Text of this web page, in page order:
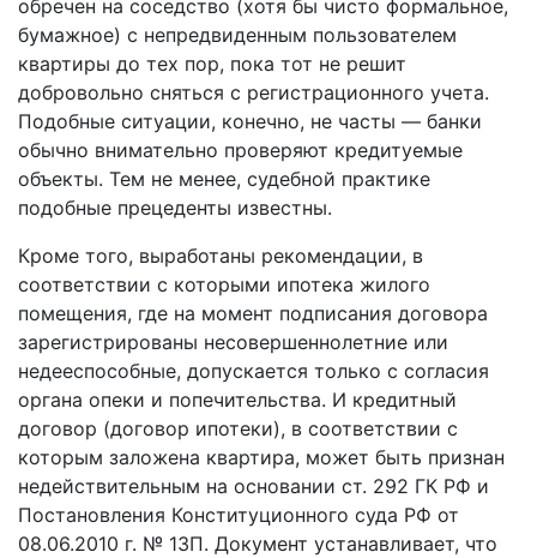
обречен на соседство (хотя бы чисто формальное,
бумажное) с непредвиденным пользователем
квартиры до тех пор, пока тот не решит
добровольно сняться с регистрационного учета.
Подобные ситуации, конечно, не часты — банки
обычно внимательно проверяют кредитуемые
объекты. Тем не менее, судебной практике
подобные прецеденты известны.
Кроме того, выработаны рекомендации, в
соответствии с которыми ипотека жилого
помещения, где на момент подписания договора
зарегистрированы несовершеннолетние или
недееспособные, допускается только с согласия
органа опеки и попечительства. И кредитный
договор (договор ипотеки), в соответствии с
которым заложена квартира, может быть признан
недействительным на основании ст. 292 ГК РФ и
Постановления Конституционного суда РФ от
08.06.2010 г. № 13­П. Документ устанавливает, что